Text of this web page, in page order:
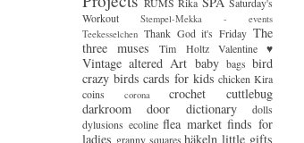
Workout
Stempel-Mekka - events
Teekesselchen Thank God it's Friday The
three muses
Tim Holtz Valentine ♥
Vintage altered Art baby bags bird
crazy birds cards for kids chicken Kira
coins
corona crochet
cuttlebug
darkroom door
dictionary
dolls
dylusions ecoline flea market finds for
ladies granny squares häkeln little gifts